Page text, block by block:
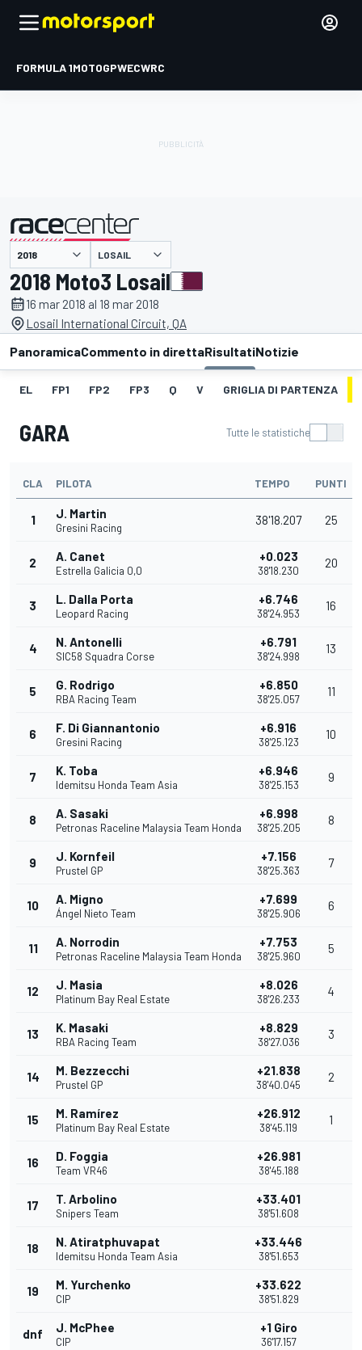
FORMULA 1MOTOGPWECWRC
presentato da LOSAIL
2018 Moto3 Losail
16 mar 2018 al 18 mar 2018
Losail International Circuit, QA
PanoramicaCommento in direttaRisultatiNotizie
EL FP1 FP2 FP3 Q V GRIGLIA DI PARTENZA
GARA Tutte le statistiche
CLA PILOTA TEMPO PUNTI
1 J. Martin
Gresini Racing
38'18.207 25
2 A. Canet
Estrella Galicia 0,0
+0.023
38'18.230
20
3 L. Dalla Porta
Leopard Racing
+6.746
38'24.953
16
4 N. Antonelli
SIC58 Squadra Corse
+6.791
38'24.998
13
5 G. Rodrigo
RBA Racing Team
+6.850
38'25.057
11
6 F. Di Giannantonio
Gresini Racing
+6.916
38'25.123
10
7 K. Toba
Idemitsu Honda Team Asia
+6.946
38'25.153
9
8 A. Sasaki
Petronas Raceline Malaysia Team Honda
+6.998
38'25.205
8
9 J. Kornfeil
Prustel GP
+7.156
38'25.363
7
10 A. Migno
Ángel Nieto Team
+7.699
38'25.906
6
11 A. Norrodin
Petronas Raceline Malaysia Team Honda
+7.753
38'25.960
5
12 J. Masia
Platinum Bay Real Estate
+8.026
38'26.233
4
13 K. Masaki
RBA Racing Team
+8.829
38'27.036
3
14 M. Bezzecchi
Prustel GP
+21.838
38'40.045
2
15 M. Ramírez
Platinum Bay Real Estate
+26.912
38'45.119
1
16 D. Foggia
Team VR46
+26.981
38'45.188
17 T. Arbolino
Snipers Team
+33.401
38'51.608
18 N. Atiratphuvapat
Idemitsu Honda Team Asia
+33.446
38'51.653
19 M. Yurchenko
CIP
+33.622
38'51.829
dnf J. McPhee
CIP
+1 Giro
36'17.157